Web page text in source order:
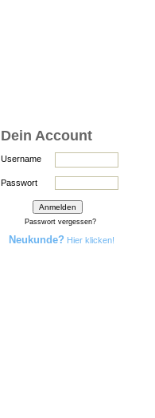
Dein Account
Username
Passwort
Passwort vergessen?
Neukunde? Hier klicken!